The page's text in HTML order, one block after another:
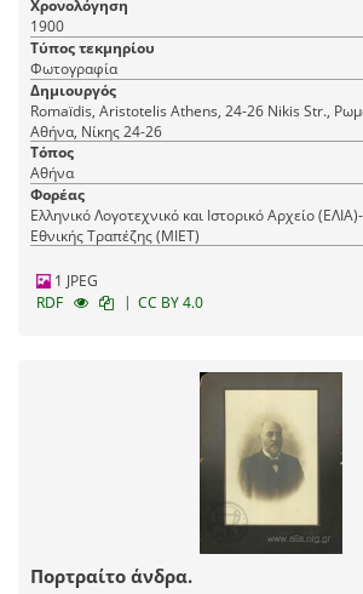
Χρονολόγηση
1900
Τύπος τεκμηρίου
Φωτογραφία
Δημιουργός
Romaїdis, Aristotelis Athens, 24-26 Nikis Str., Ρωμαΐδης, Αριστοτέλης
Αθήνα, Νίκης 24-26
Τόπος
Αθήνα
Φορέας
Ελληνικό Λογοτεχνικό και Ιστορικό Αρχείο
Εθνικής Τραπέζης (ΜΙΕΤ)
1 JPEG
RDF
| CC BY 4.0
Πορτραίτο άνδρα.